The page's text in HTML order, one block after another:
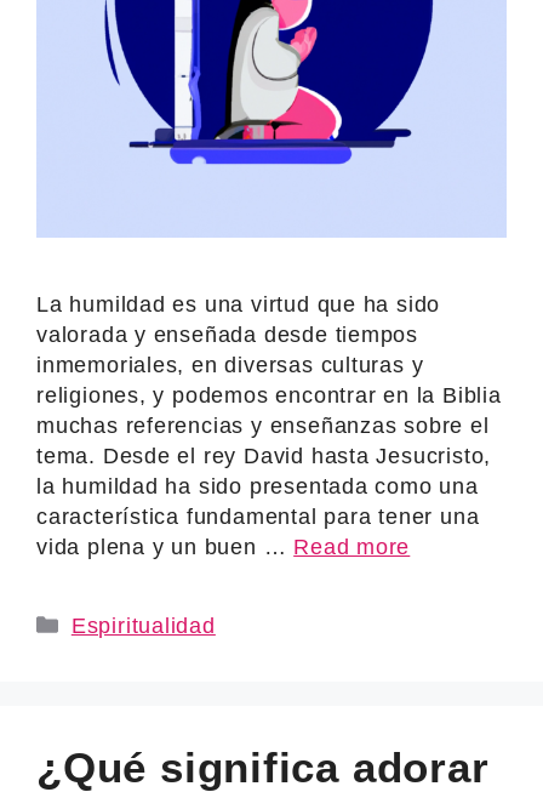
La humildad es una virtud que ha sido
valorada y enseñada desde tiempos
inmemoriales, en diversas culturas y
religiones, y podemos encontrar en la Biblia
muchas referencias y enseñanzas sobre el
tema. Desde el rey David hasta Jesucristo,
la humildad ha sido presentada como una
característica fundamental para tener una
vida plena y un buen … Read more
Categories
Espiritualidad
¿Qué significa adorar